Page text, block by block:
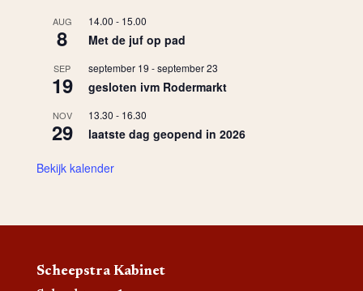
AUG
8
14.00 - 15.00
Met de juf op pad
SEP
19
september 19 -september 23
gesloten ivm Rodermarkt
NOV
29
13.30 - 16.30
laatste dag geopend in 2026
Bekijk kalender
Scheepstra Kabinet